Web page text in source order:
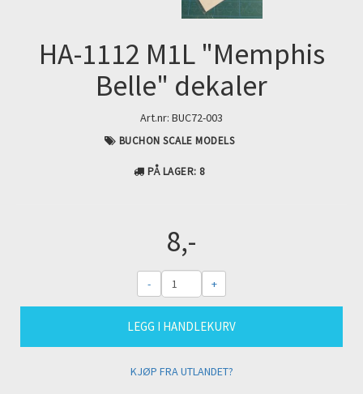
HA-1112 M1L "Memphis
Belle" dekaler
Art.nr: BUC72-003
BUCHON SCALE MODELS
PÅ LAGER: 8
8,-
- +
LEGG I HANDLEKURV
KJØP FRA UTLANDET?